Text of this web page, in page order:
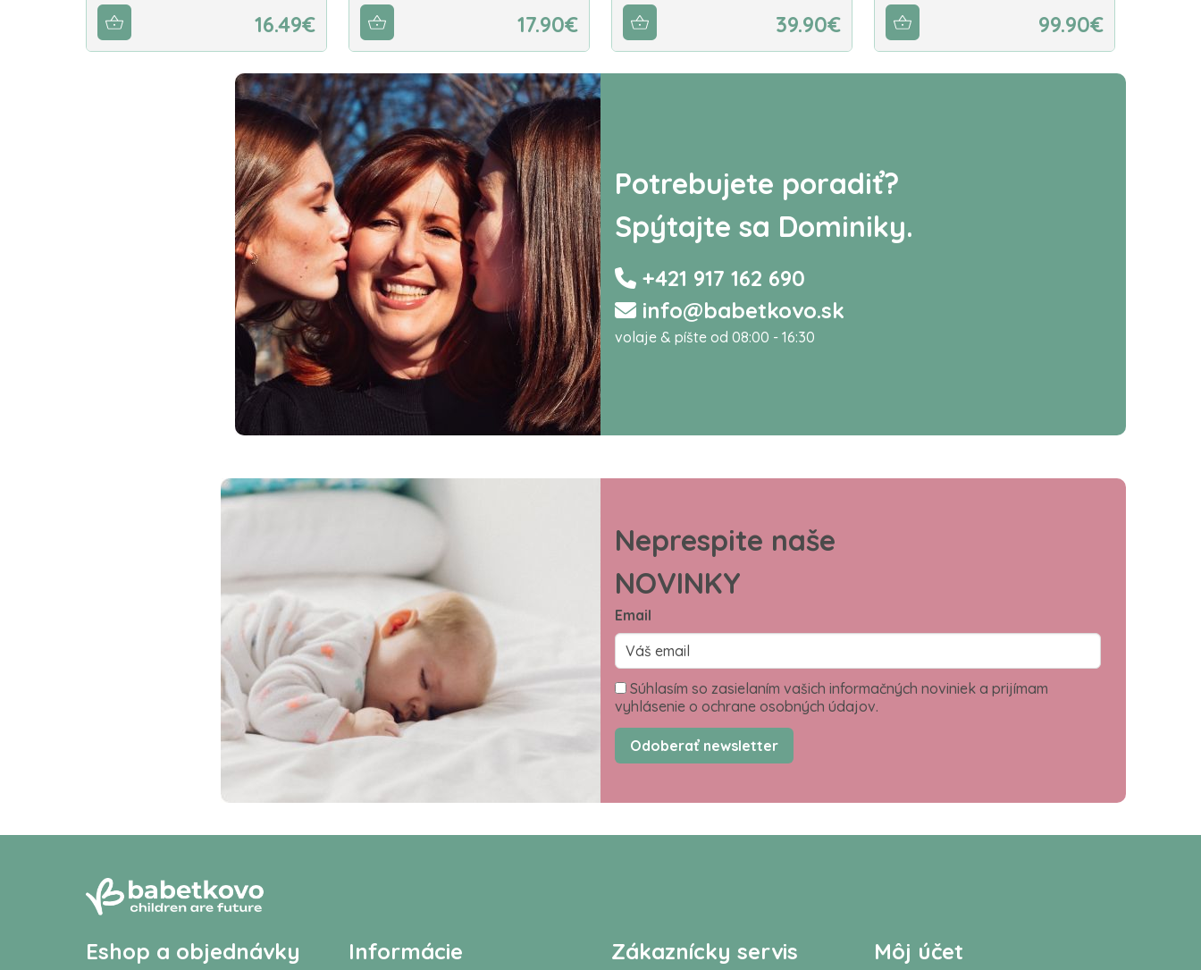
16.49€ 17.90€ 39.90€ 99.90€
Potrebujete poradiť?
Spýtajte sa Dominiky.
+421 917 162 690
info@babetkovo.sk
volaje & píšte od 08:00 - 16:30
Neprespite naše
NOVINKY
Email
Súhlasím so zasielaním vašich informačných noviniek a prijímam
vyhlásenie o ochrane osobných údajov.
Odoberať newsletter
Eshop a objednávky Informácie Zákaznícky servis Môj účet